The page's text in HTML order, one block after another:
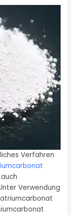
Verfahren
Verwendung